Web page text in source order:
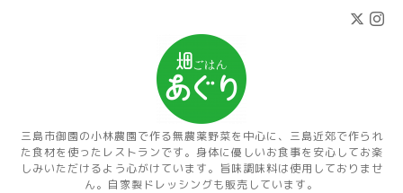
三島市御園の小林農園で作る無農薬野菜を中心に、三島近郊で作られ
た食材を使ったレストランです。身体に優しいお食事を安心してお楽
しみいただけるよう心がけています。旨味調味料は使用しておりませ
ん。自家製ドレッシングも販売しています。